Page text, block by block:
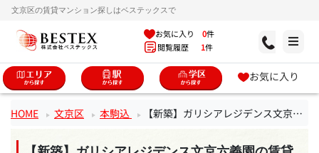
文京区の賃貸マンション探しはベステックスで
お気に入り 0件
閲覧履歴 1件
お気に入り
HOME 文京区 本駒込 【新築】ガリシアレジデンス文京六義園